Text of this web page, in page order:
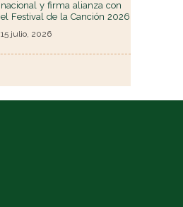
nacional y firma alianza con
el Festival de la Canción 2026
15 julio, 2026